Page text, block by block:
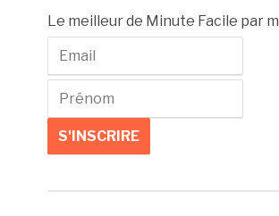
Le meilleur de Minute Facile par